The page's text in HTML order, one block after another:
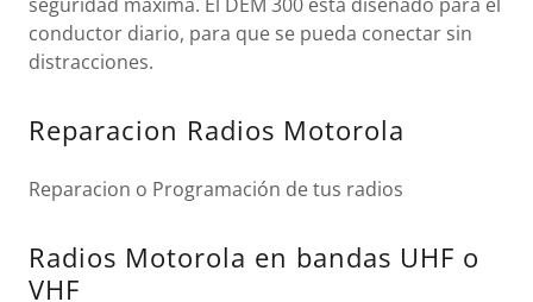
conductor diario, para que se pueda conectar sin
distracciones.
Reparacion Radios Motorola
Reparacion o Programación de tus radios
Radios Motorola en bandas UHF o
VHF